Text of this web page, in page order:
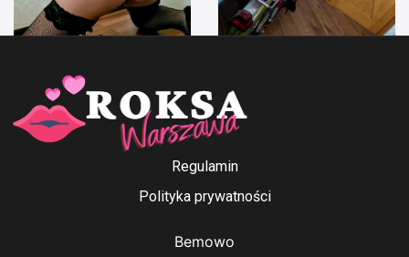
Anna Ford Irenka
Regulamin
Polityka prywatności
Bemowo